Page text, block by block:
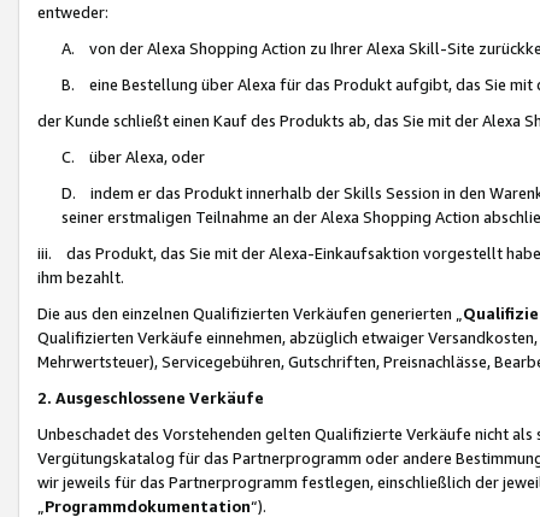
entweder:
A. von der Alexa Shopping Action zu Ihrer Alexa Skill-Site
B. eine Bestellung über Alexa für das Produkt aufgibt, das Sie mit
der Kunde schließt einen Kauf des Produkts ab, das Sie mit der Alexa
C. über Alexa, oder
D. indem er das Produkt innerhalb der Skills Session in den
seiner erstmaligen Teilnahme an der Alexa Shopping Action
iii. das Produkt, das Sie mit der Alexa-Einkaufsaktion vorgestellt
ihm bezahlt.
Die aus den einzelnen Qualifizierten Verkäufen generierten „
Qualifizierten Verkäufe einnehmen, abzüglich etwaiger
Mehrwertsteuer), Servicegebühren, Gutschriften, Preisnachlässe,
2. Ausgeschlossene Verkäufe
Unbeschadet des Vorstehenden gelten Qualifizierte Verkäufe nicht
Vergütungskatalog für das Partnerprogramm oder andere
wir jeweils für das Partnerprogramm festlegen, einschließlich der
Programmdokumentation“).